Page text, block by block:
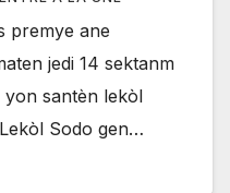
premye ane
jedi 14 sektanm
yon santèn lekòl
Sodo gen…